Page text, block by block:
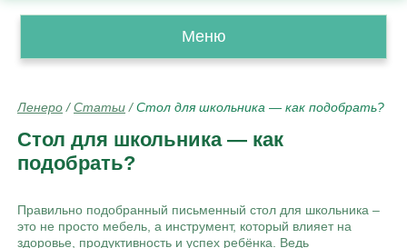
Меню
Ленеро /Статьи /Стол для школьника — как подобрать?
Стол для школьника — как
подобрать?
Правильно подобранный письменный стол для школьника –
это не просто мебель, а инструмент, который влияет на
здоровье, продуктивность и успех ребёнка. Ведь